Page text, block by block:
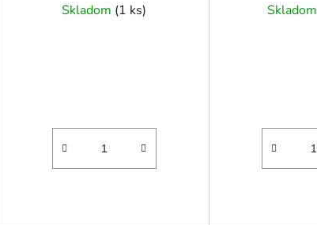
Skladom (1 ks) Skladom